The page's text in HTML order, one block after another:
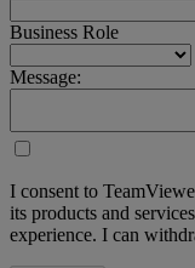
Business Role
Message:
I consent to
its products and
experience. I can